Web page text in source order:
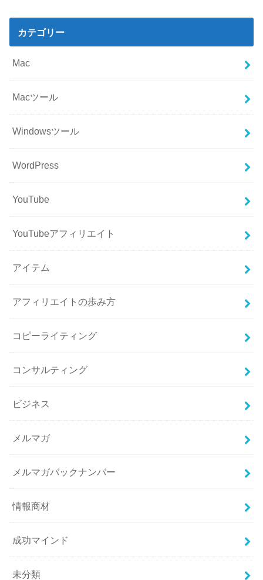
カテゴリー
Mac
Macツール
Windowsツール
WordPress
YouTube
YouTubeアフィリエイト
アイテム
アフィリエイトの歩み方
コピーライティング
コンサルティング
ビジネス
メルマガ
メルマガバックナンバー
情報商材
成功マインド
未分類